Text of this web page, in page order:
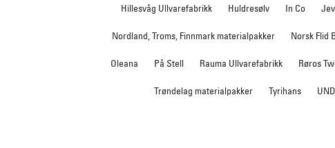
Hillesvåg Ullvarefabrikk Huldresølv In Co
Nordland, Troms, Finnmark materialpakker Norsk Flid
Oleana På Stell Rauma Ullvarefabrikk Røros
Trøndelag materialpakker Tyrihans UND